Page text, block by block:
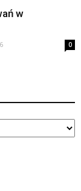
w
0